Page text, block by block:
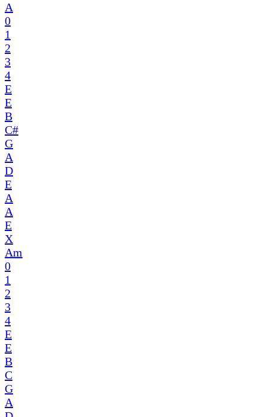
A
0
1
2
3
4
E
E
B
C#
G
A
D
E
A
A
E
X
Am
0
1
2
3
4
E
E
B
C
G
A